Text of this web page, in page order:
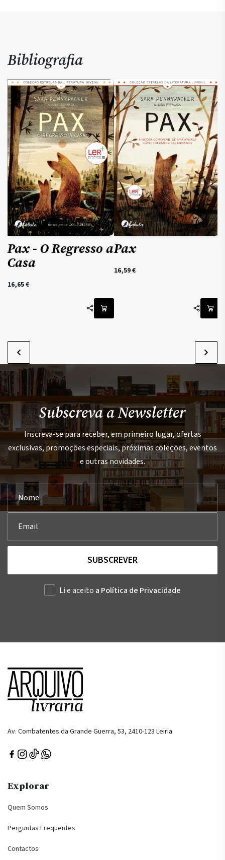
Bibliografia
Pax - O Regresso a
Casa
16,65€
Pax
16,59€
Subscreva a Newsletter
Inscreva-se para receber, em primeiro lugar, ofertas
exclusivas, promoções especiais, próximas coleções, eventos
e outras novidades.
SUBSCREVER
Li e aceito a Política de Privacidade
Av. Combatentes da Grande Guerra, 53, 2410-123 Leiria
Explorar
Quem Somos
Perguntas Frequentes
Contactos